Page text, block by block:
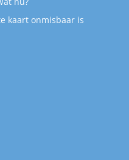
kaart onmisbaar is